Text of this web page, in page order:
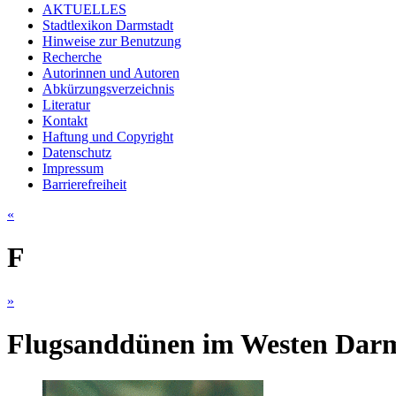
AKTUELLES
Stadtlexikon Darmstadt
Hinweise zur Benutzung
Recherche
Autorinnen und Autoren
Abkürzungsverzeichnis
Literatur
Kontakt
Haftung und Copyright
Datenschutz
Impressum
Barrierefreiheit
«
F
»
Flugsanddünen im Westen